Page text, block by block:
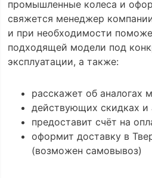
промышленные колеса и
свяжется менеджер
и при необходимости
подходящей модели под
эксплуатации, а также:
расскажет об аналогах
действующих скидках и
предоставит счёт на
оформит доставку в
(возможен самовывоз)